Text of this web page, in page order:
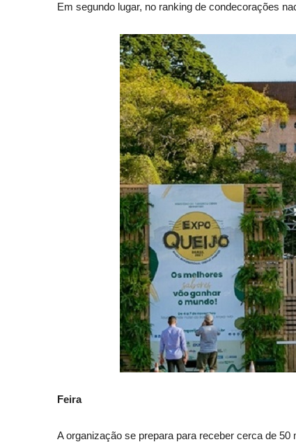
Em segundo lugar, no ranking de condecorações
Feira
A organização se prepara para receber cerca de